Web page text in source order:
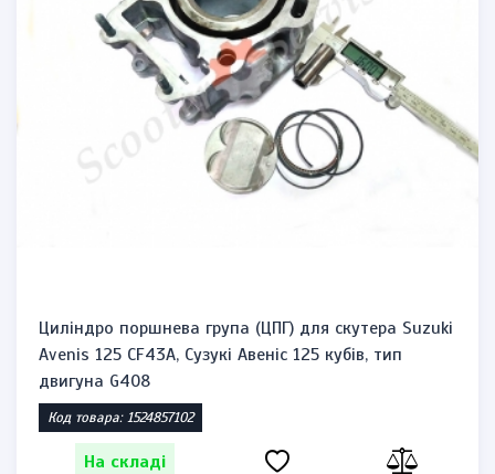
Циліндро поршнева група (ЦПГ) для скутера Suzuki
Avenis 125 CF43A, Сузукі Авеніс 125 кубів, тип
двигуна G408
Код товара: 1524857102
На складі